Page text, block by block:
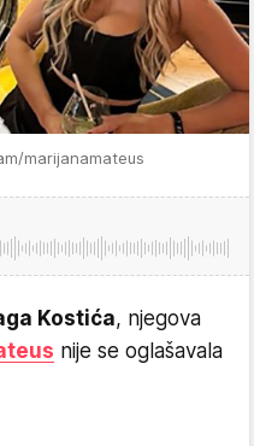
marijanamateus
Kostića, njegova
nije se oglašavala